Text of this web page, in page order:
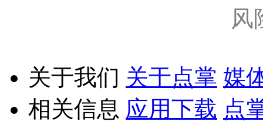
风
关于我们 关于点掌 媒
相关信息 应用下载 点